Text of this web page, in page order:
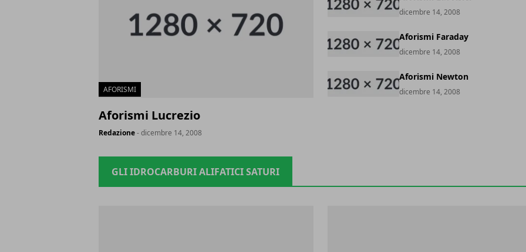
AFORISMI
Aforismi Lucrezio
Redazione- dicembre 14, 2008
dicembre 14, 2008
Aforismi Faraday
dicembre 14, 2008
Aforismi Newton
dicembre 14, 2008
GLI IDROCARBURI ALIFATICI SATURI